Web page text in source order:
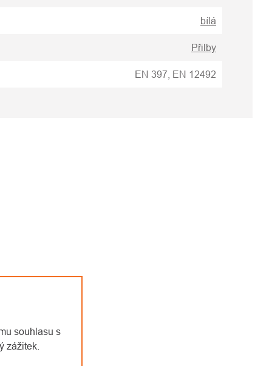
souhlasu s
zážitek.
bílá
Přilby
EN 397, EN 12492